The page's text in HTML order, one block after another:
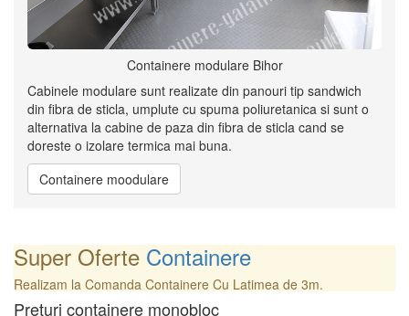
Containere modulare Bihor
Cabinele modulare sunt realizate din panouri tip sandwich
din fibra de sticla, umplute cu spuma poliuretanica si sunt o
alternativa la cabine de paza din fibra de sticla cand se
doreste o izolare termica mai buna.
Containere moodulare
Super Oferte Containere
Realizam la Comanda Containere Cu Latimea de 3m.
Preturi containere monobloc